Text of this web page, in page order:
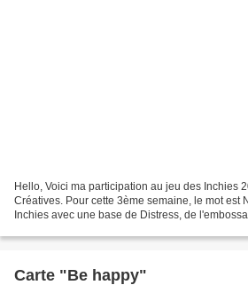
Hello, Voici ma participation au jeu des Inchies
Créatives. Pour cette 3ème semaine, le mot est
Inchies avec une base de Distress, de
Carte "Be happy"